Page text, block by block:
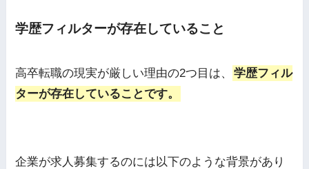
学歴フィルターが存在していること
高卒転職の現実が厳しい理由の2つ目は、
学歴フィル
ターが存在していることです。
企業が求人募集するのには以下のような背景があり